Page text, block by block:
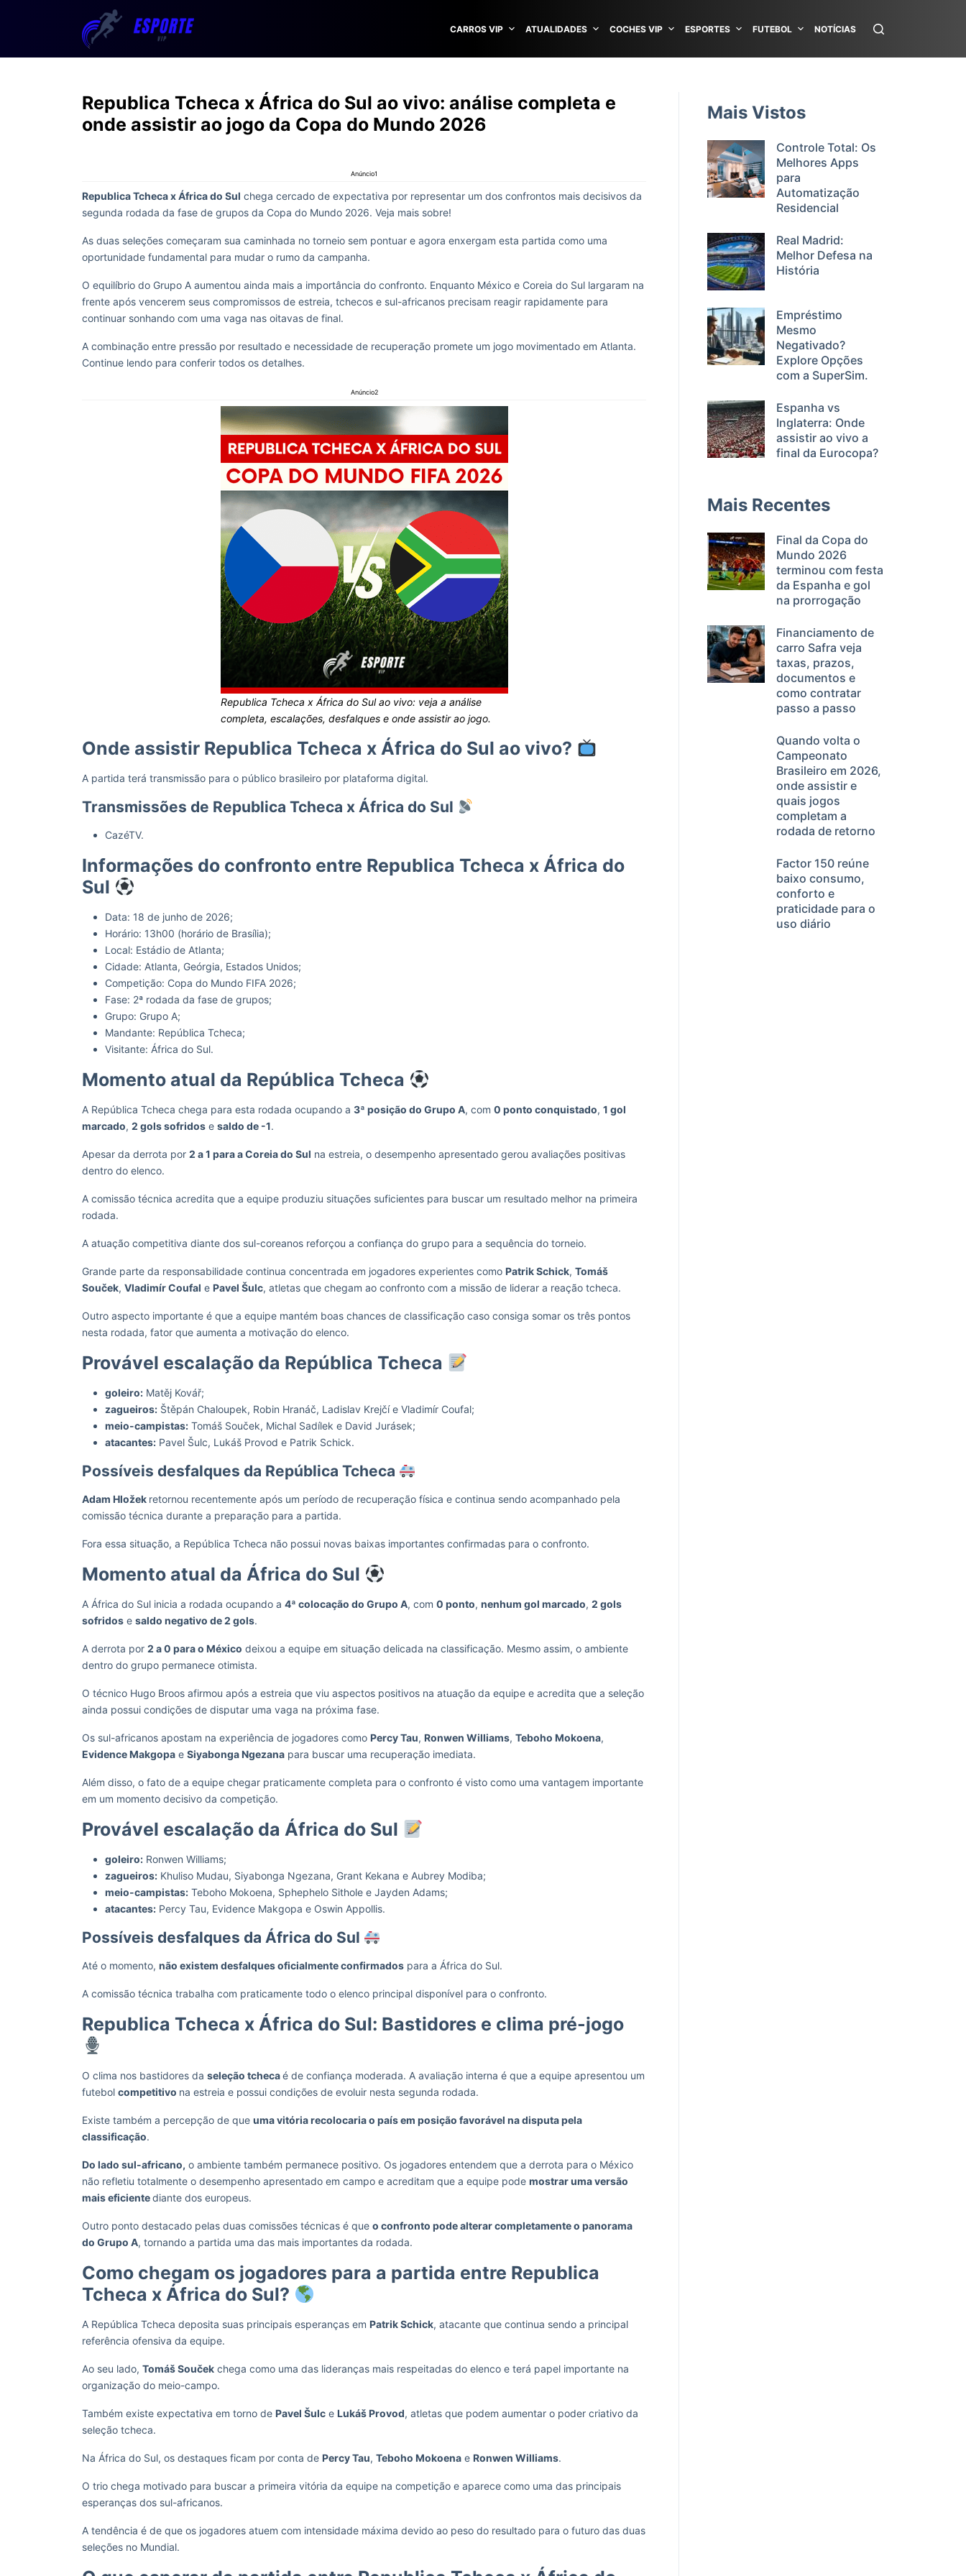
CARROS VIP ATUALIDADES COCHES VIP ESPORTES FUTEBOL NOTÍCIAS
Republica Tcheca x África do Sul ao vivo: análise completa e
onde assistir ao jogo da Copa do Mundo 2026
Anúncio1
Republica Tcheca x África do Sul chega cercado de expectativa por representar um dos confrontos mais decisivos da
segunda rodada da fase de grupos da Copa do Mundo 2026. Veja mais sobre!
As duas seleções começaram sua caminhada no torneio sem pontuar e agora enxergam esta partida como uma
oportunidade fundamental para mudar o rumo da campanha.
O equilíbrio do Grupo A aumentou ainda mais a importância do confronto. Enquanto México e Coreia do Sul largaram na
frente após vencerem seus compromissos de estreia, tchecos e sul-africanos precisam reagir rapidamente para
continuar sonhando com uma vaga nas oitavas de final.
A combinação entre pressão por resultado e necessidade de recuperação promete um jogo movimentado em Atlanta.
Continue lendo para conferir todos os detalhes.
Anúncio2
Republica Tcheca x África do Sul ao vivo: veja a análise
completa, escalações, desfalques e onde assistir ao jogo.
Onde assistir Republica Tcheca x África do Sul ao vivo?
A partida terá transmissão para o público brasileiro por plataforma digital.
Transmissões de Republica Tcheca x África do Sul
CazéTV.
Informações do confronto entre Republica Tcheca x África do
Sul
Data: 18 de junho de 2026;
Horário: 13h00 (horário de Brasília);
Local: Estádio de Atlanta;
Cidade: Atlanta, Geórgia, Estados Unidos;
Competição: Copa do Mundo FIFA 2026;
Fase: 2ª rodada da fase de grupos;
Grupo: Grupo A;
Mandante: República Tcheca;
Visitante: África do Sul.
Momento atual da República Tcheca
A República Tcheca chega para esta rodada ocupando a 3ª posição do Grupo A, com 0 ponto conquistado, 1 gol
marcado, 2 gols sofridos e saldo de -1.
Apesar da derrota por 2 a 1 para a Coreia do Sul na estreia, o desempenho apresentado gerou avaliações positivas
dentro do elenco.
A comissão técnica acredita que a equipe produziu situações suficientes para buscar um resultado melhor na primeira
rodada.
A atuação competitiva diante dos sul-coreanos reforçou a confiança do grupo para a sequência do torneio.
Grande parte da responsabilidade continua concentrada em jogadores experientes como Patrik Schick, Tomáš
Souček, Vladimír Coufal e Pavel Šulc, atletas que chegam ao confronto com a missão de liderar a reação tcheca.
Outro aspecto importante é que a equipe mantém boas chances de classificação caso consiga somar os três pontos
nesta rodada, fator que aumenta a motivação do elenco.
Provável escalação da República Tcheca
goleiro: Matěj Kovář;
zagueiros: Štěpán Chaloupek, Robin Hranáč, Ladislav Krejčí e Vladimír Coufal;
meio-campistas: Tomáš Souček, Michal Sadílek e David Jurásek;
atacantes: Pavel Šulc, Lukáš Provod e Patrik Schick.
Possíveis desfalques da República Tcheca
Adam Hložek retornou recentemente após um período de recuperação física e continua sendo acompanhado pela
comissão técnica durante a preparação para a partida.
Fora essa situação, a República Tcheca não possui novas baixas importantes confirmadas para o confronto.
Momento atual da África do Sul
A África do Sul inicia a rodada ocupando a 4ª colocação do Grupo A, com 0 ponto, nenhum gol marcado, 2 gols
sofridos e saldo negativo de 2 gols.
A derrota por 2 a 0 para o México deixou a equipe em situação delicada na classificação. Mesmo assim, o ambiente
dentro do grupo permanece otimista.
O técnico Hugo Broos afirmou após a estreia que viu aspectos positivos na atuação da equipe e acredita que a seleção
ainda possui condições de disputar uma vaga na próxima fase.
Os sul-africanos apostam na experiência de jogadores como Percy Tau, Ronwen Williams, Teboho Mokoena,
Evidence Makgopa e Siyabonga Ngezana para buscar uma recuperação imediata.
Além disso, o fato de a equipe chegar praticamente completa para o confronto é visto como uma vantagem importante
em um momento decisivo da competição.
Provável escalação da África do Sul
goleiro: Ronwen Williams;
zagueiros: Khuliso Mudau, Siyabonga Ngezana, Grant Kekana e Aubrey Modiba;
meio-campistas: Teboho Mokoena, Sphephelo Sithole e Jayden Adams;
atacantes: Percy Tau, Evidence Makgopa e Oswin Appollis.
Possíveis desfalques da África do Sul
Até o momento, não existem desfalques oficialmente confirmados para a África do Sul.
A comissão técnica trabalha com praticamente todo o elenco principal disponível para o confronto.
Republica Tcheca x África do Sul: Bastidores e clima pré-jogo
O clima nos bastidores da seleção tchecaé de confiança moderada. A avaliação interna é que a equipe apresentou um
futebol competitivo na estreia e possui condições de evoluir nesta segunda rodada.
Existe também a percepção de que uma vitória recolocaria o país em posição favorável na disputa pela
classificação.
Do lado sul-africano, o ambiente também permanece positivo. Os jogadores entendem que a derrota para o México
não refletiu totalmente o desempenho apresentado em campo e acreditam que a equipe pode mostrar uma versão
mais eficientediante dos europeus.
Outro ponto destacado pelas duas comissões técnicas é que o confronto pode alterar completamente o panorama
do Grupo A, tornando a partida uma das mais importantes da rodada.
Como chegam os jogadores para a partida entre Republica
Tcheca x África do Sul?
A República Tcheca deposita suas principais esperanças em Patrik Schick, atacante que continua sendo a principal
referência ofensiva da equipe.
Ao seu lado, Tomáš Souček chega como uma das lideranças mais respeitadas do elenco e terá papel importante na
organização do meio-campo.
Também existe expectativa em torno de Pavel Šulc e Lukáš Provod, atletas que podem aumentar o poder criativo da
seleção tcheca.
Na África do Sul, os destaques ficam por conta de Percy Tau, Teboho Mokoena e Ronwen Williams.
O trio chega motivado para buscar a primeira vitória da equipe na competição e aparece como uma das principais
esperanças dos sul-africanos.
A tendência é de que os jogadores atuem com intensidade máxima devido ao peso do resultado para o futuro das duas
seleções no Mundial.
Mais Vistos
Controle Total: Os
Melhores Apps
para
Automatização
Residencial
Real Madrid:
Melhor Defesa na
História
Empréstimo
Mesmo
Negativado?
Explore Opções
com a SuperSim.
Espanha vs
Inglaterra: Onde
assistir ao vivo a
final da Eurocopa?
Mais Recentes
Final da Copa do
Mundo 2026
terminou com festa
da Espanha e gol
na prorrogação
Financiamento de
carro Safra veja
taxas, prazos,
documentos e
como contratar
passo a passo
Quando volta o
Campeonato
Brasileiro em 2026,
onde assistir e
quais jogos
completam a
rodada de retorno
Factor 150 reúne
baixo consumo,
conforto e
praticidade para o
uso diário